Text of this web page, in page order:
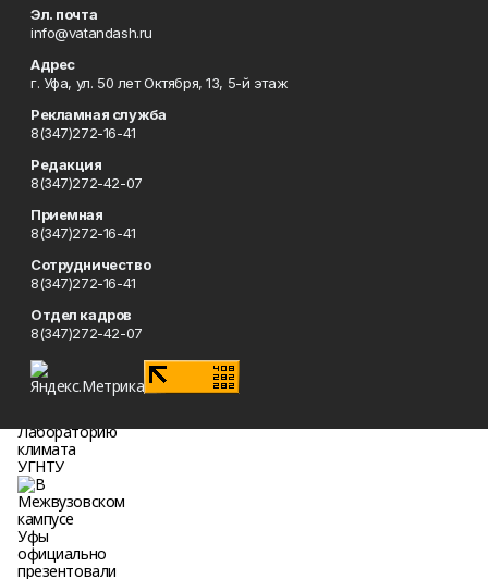
Эл. почта
info@vatandash.ru
Адрес
г. Уфа, ул. 50 лет Октября, 13, 5-й этаж
Рекламная служба
8(347)272-16-41
Редакция
8(347)272-42-07
Приемная
8(347)272-16-41
Сотрудничество
8(347)272-16-41
Отдел кадров
8(347)272-42-07